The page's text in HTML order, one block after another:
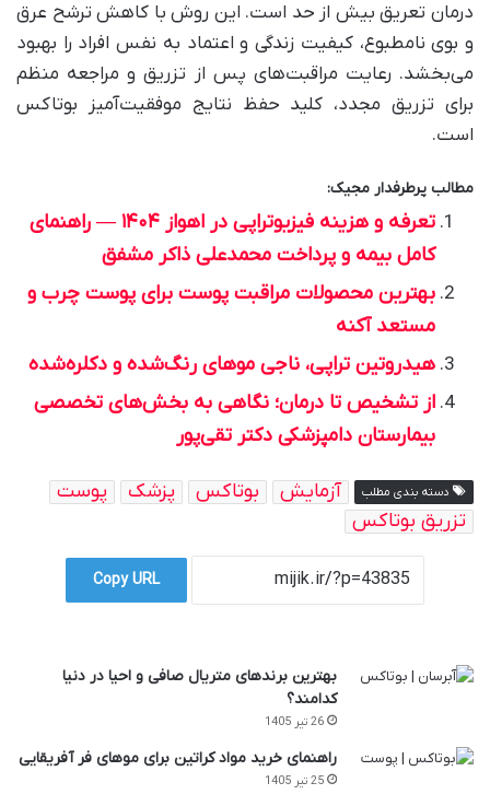
درمان تعریق بیش از حد است. این روش با کاهش ترشح عرق
و بوی نامطبوع، کیفیت زندگی و اعتماد به نفس افراد را بهبود
می‌بخشد. رعایت مراقبت‌های پس از تزریق و مراجعه منظم
برای تزریق مجدد، کلید حفظ نتایج موفقیت‌آمیز بوتاکس
است.
مطالب پرطرفدار مجیک:
تعرفه و هزینه فیزیوتراپی در اهواز ۱۴۰۴ — راهنمای
کامل بیمه و پرداخت محمدعلی ذاکر مشفق
بهترین محصولات مراقبت پوست برای پوست چرب و
مستعد آکنه
هیدروتین تراپی، ناجی موهای رنگ‌شده و دکلره‌شده
از تشخیص تا درمان؛ نگاهی به بخش‌های تخصصی
بیمارستان دامپزشکی دکتر تقی‌پور
دسته بندی مطلب آزمایش بوتاکس پزشک
پوست
تزریق بوتاکس
Copy URL
بهترین برندهای متریال صافی و احیا در دنیا
کدامند؟
26 تیر 1405
راهنمای خرید مواد کراتین برای موهای فر آفریقایی
25 تیر 1405